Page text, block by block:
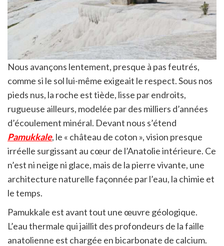
Nous avançons lentement, presque à pas feutrés,
comme si le sol lui-même exigeait le respect. Sous nos
pieds nus, la roche est tiède, lisse par endroits,
rugueuse ailleurs, modelée par des milliers d’années
d’écoulement minéral. Devant nous s’étend
Pamukkale, le « château de coton », vision presque
irréelle surgissant au cœur de l’Anatolie intérieure. Ce
n’est ni neige ni glace, mais de la pierre vivante, une
architecture naturelle façonnée par l’eau, la chimie et
le temps.
Pamukkale est avant tout une œuvre géologique.
L’eau thermale qui jaillit des profondeurs de la faille
anatolienne est chargée en bicarbonate de calcium.